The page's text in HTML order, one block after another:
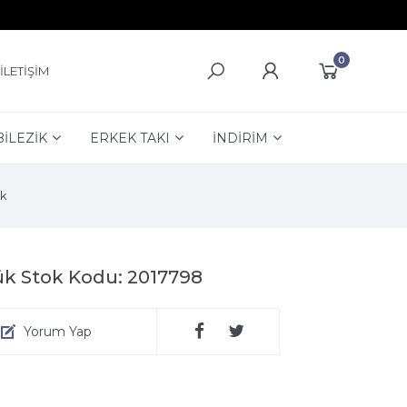
İLETİŞİM
0
ERKEK TAKI İNDİRİM
Stok Kodu: 2017798
Yorum Yap